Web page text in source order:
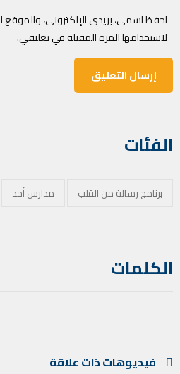
احفظ اسمي، بريدي الإلكتروني،
لاستخدامها المرة المقبلة في تعليقي.
الفئات
برنامج رسالة من القلب مدارس أحد
الكلمات
فيديوهات ذات علاقة